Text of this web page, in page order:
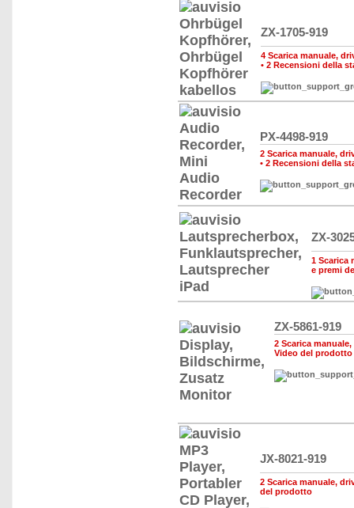
ZX-1705-919
4 Scarica manuale,
• 2 Recensioni della
PX-4498-919
2 Scarica manuale,
• 2 Recensioni della
ZX-
1 Scarica
e premi
ZX-5861-919
2 Scarica manuale,
Video del prodotto
JX-8021-919
2 Scarica manuale,
del prodotto